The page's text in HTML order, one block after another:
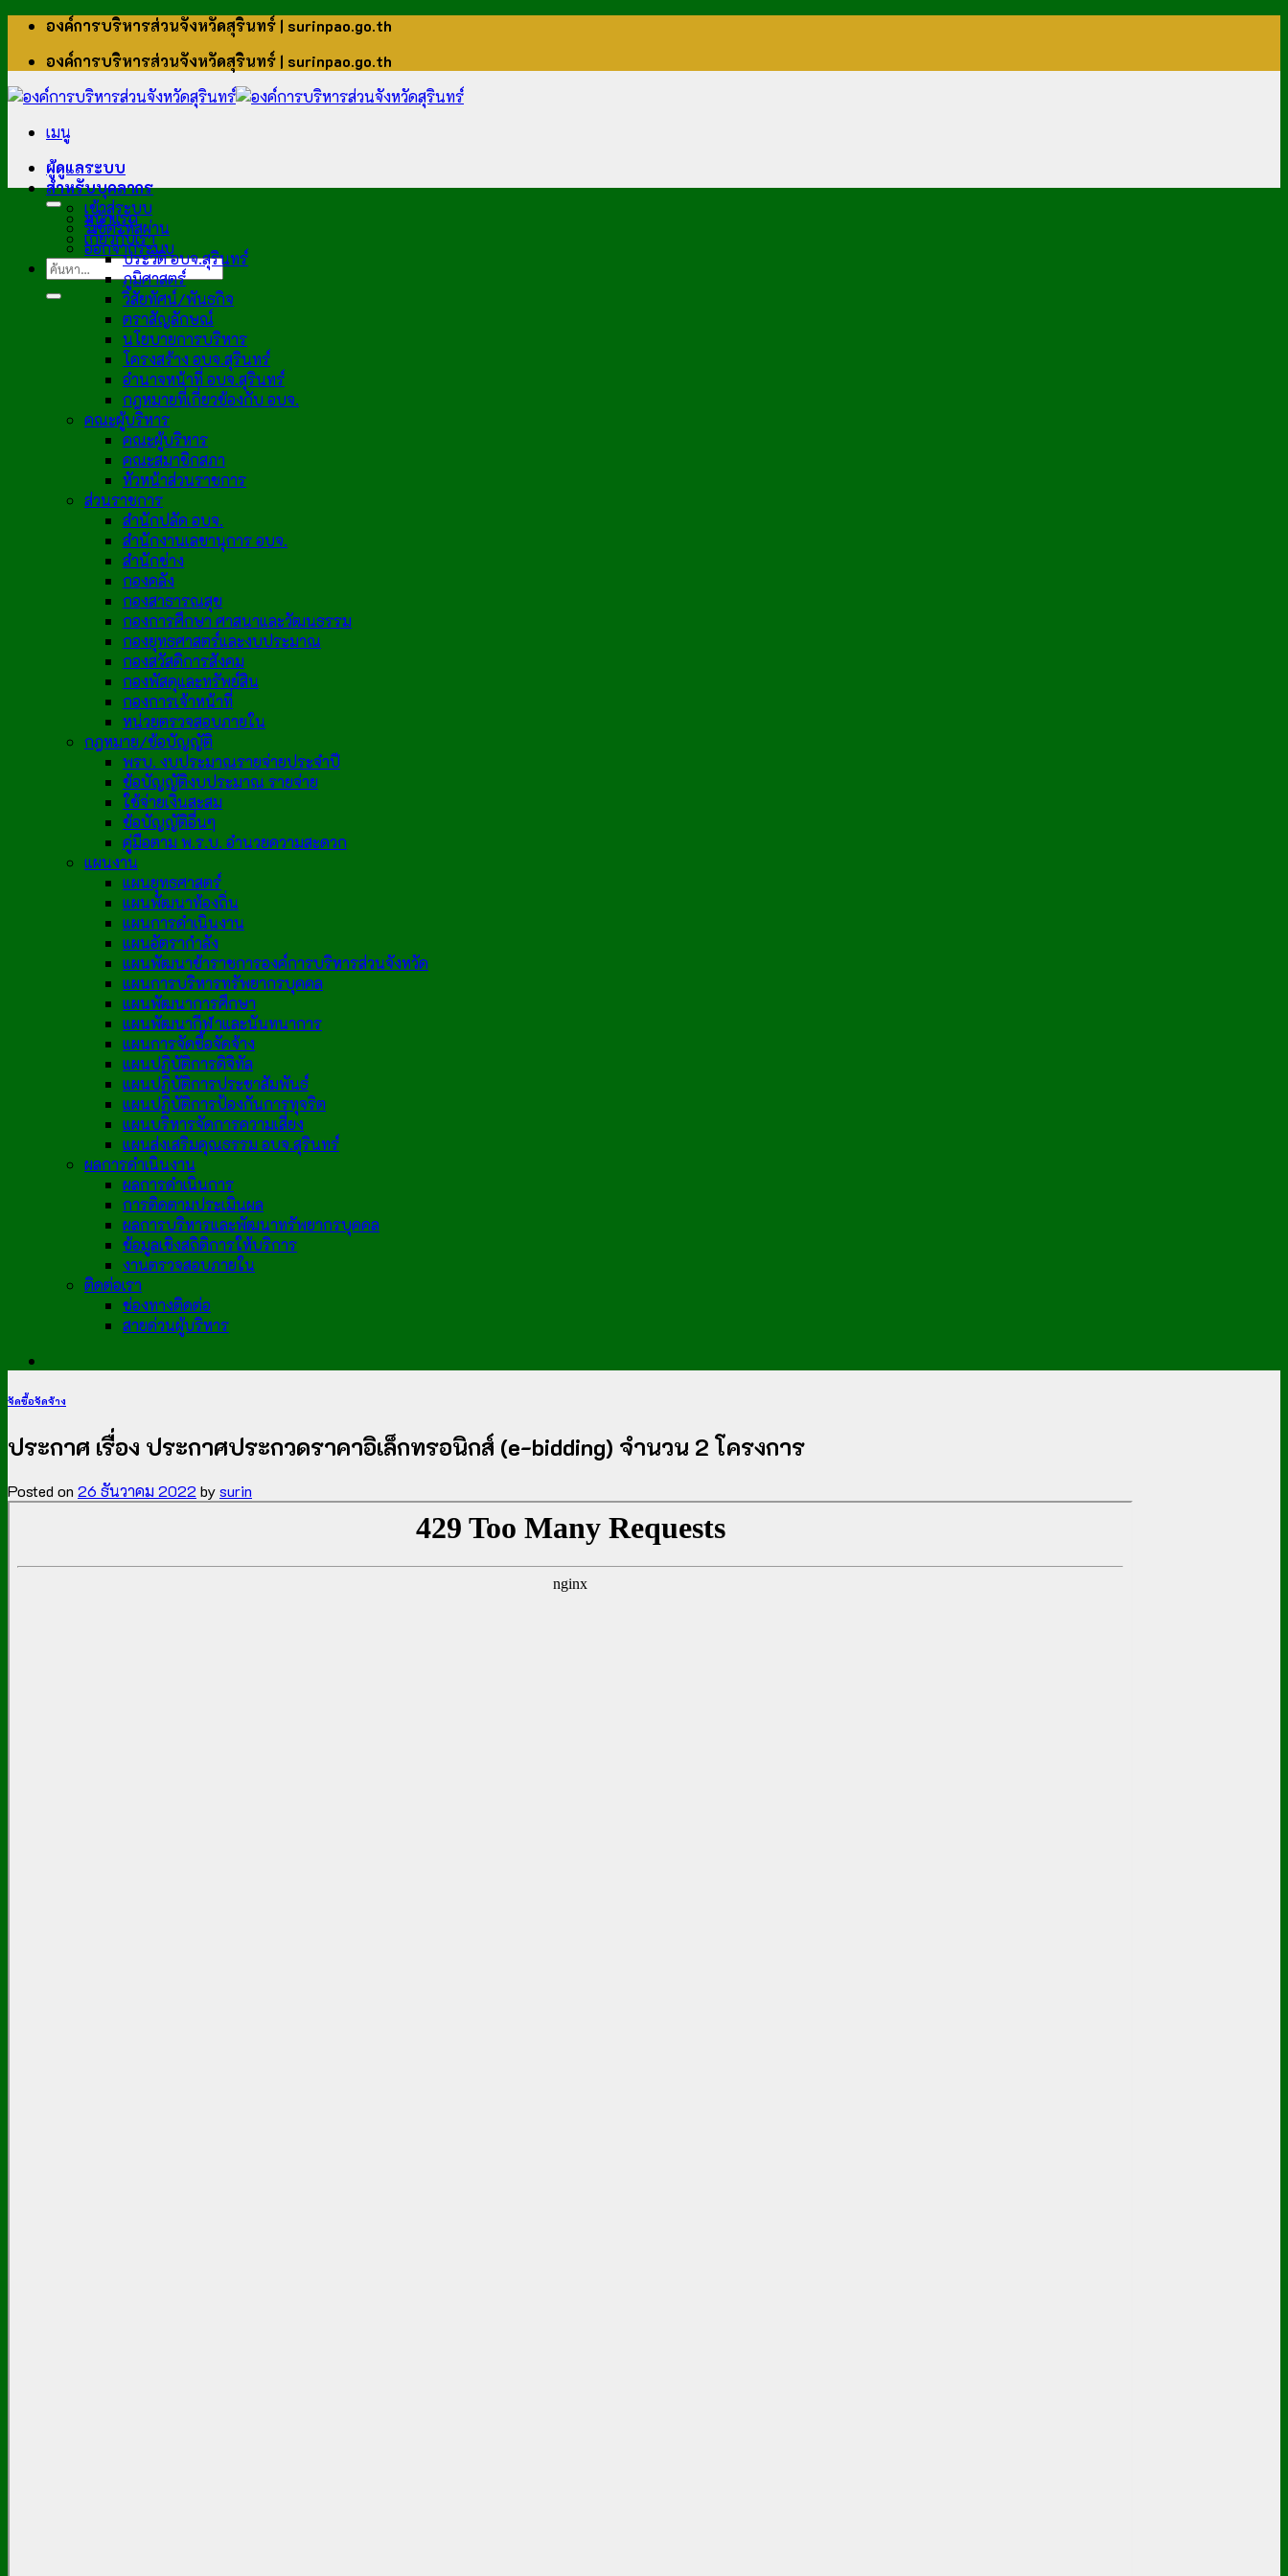
ข้าม
เนื้อหา
องค์การบริหารส่วนจังหวัดสุรินทร์ | surinpao.go.th
องค์การบริหารส่วนจังหวัดสุรินทร์ | surinpao.go.th
เมนู
ผู้ดูแลระบบ
สำหรับบุคลากร
เข้าสู่ระบบ
รีเซ็ตรหัสผ่าน
ออกจากระบบ
หน้าแรก
เกี่ยวกับเรา
ประวัติ อบจ.สุรินทร์
ภูมิศาสตร์
วิสัยทัศน์/พันธกิจ
ตราสัญลักษณ์
นโยบายการบริหาร
โครงสร้าง อบจ.สุรินทร์
อำนาจหน้าที่ อบจ.สุรินทร์
กฎหมายที่เกี่ยวข้องกับ อบจ.
คณะผู้บริหาร
คณะผู้บริหาร
คณะสมาชิกสภา
หัวหน้าส่วนราชการ
ส่วนราชการ
สำนักปลัด อบจ.
สำนักงานเลขานุการ อบจ.
สำนักช่าง
กองคลัง
กองสาธารณสุข
กองการศึกษา ศาสนาและวัฒนธรรม
กองยุทธศาสตร์และงบประมาณ
กองสวัสดิการสังคม
กองพัสดุและทรัพย์สิน
กองการเจ้าหน้าที่
หน่วยตรวจสอบภายใน
กฎหมาย/ข้อบัญญัติ
พรบ. งบประมาณรายจ่ายประจำปี
ข้อบัญญัติงบประมาณ รายจ่าย
ใช้จ่ายเงินสะสม
ข้อบัญญัติอื่นๆ
คู่มือตาม พ.ร.บ. อำนวยความสะดวก
แผนงาน
แผนยุทธศาสตร์
แผนพัฒนาท้องถิ่น
แผนการดำเนินงาน
แผนอัตรากำลัง
แผนพัฒนาข้าราชการองค์การบริหารส่วนจังหวัด
แผนการบริหารทรัพยากรบุคคล
แผนพัฒนาการศึกษา
แผนพัฒนากีฬาและนันทนาการ
แผนการจัดซื้อจัดจ้าง
แผนปฏิบัติการดิจิทัล
แผนปฏิบัติการประชาสัมพันธ์
แผนปฏิบัติการป้องกันการทุจริต
แผนบริหารจัดการความเสี่ยง
แผนส่งเสริมคุณธรรม อบจ.สุรินทร์
ผลการดำเนินงาน
ผลการดำเนินการ
การติดตามประเมินผล
ผลการบริหารและพัฒนาทรัพยากรบุคคล
ข้อมูลเชิงสถิติการให้บริการ
งานตรวจสอบภายใน
ติดต่อเรา
ช่องทางติดต่อ
สายด่วนผู้บริหาร
จัดซื้อจัดจ้าง
ประกาศ เรื่อง ประกาศประกวดราคาอิเล็กทรอนิกส์ (e-bidding) จำนวน 2 โครงการ
Posted on 26 ธันวาคม 2022 bysurin